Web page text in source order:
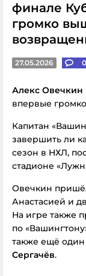
финале
громко
27.05.2026 0
Алекс Овечкин
впервые
Капитан
завершить ли
сезон в НХЛ,
стадионе
Овечкин
Анастасией и
На игре также
по
также ещё
Сергачёв.